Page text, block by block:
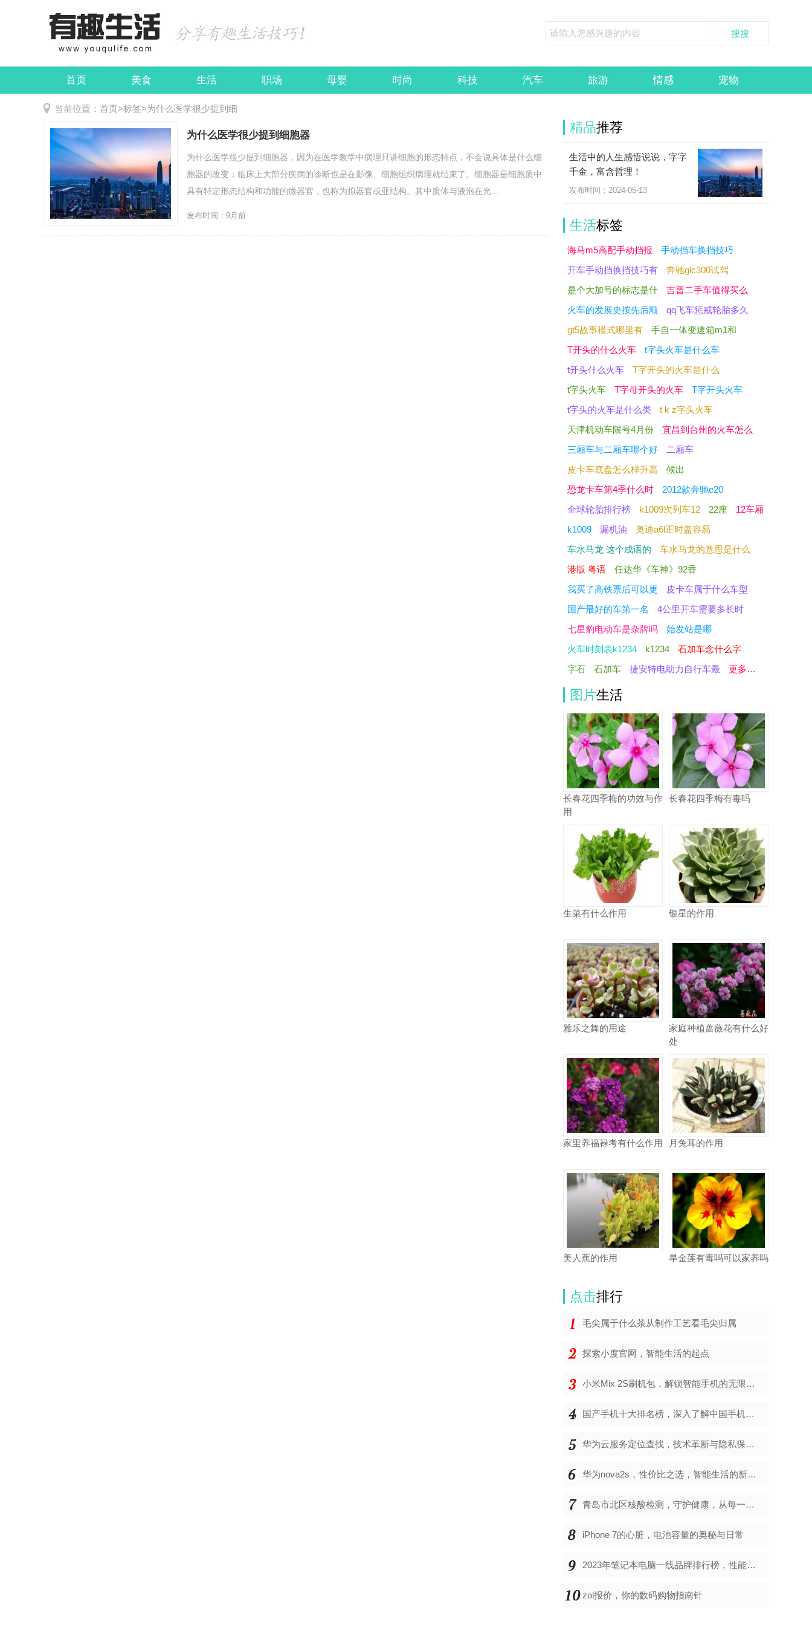
首页 美食 生活 职场 母婴 时尚 科技 汽车 旅游 情感 宠物
娱乐 民俗
当前位置： 首页>标签>为什么医学很少提到细
为什么医学很少提到细胞器
为什么医学很少提到细胞器，因为在医学教学中病理只讲细胞的形态特点，不会说具体是什么细
胞器的改变；临床上大部分疾病的诊断也是在影像、细胞组织病理就结束了。细胞器是细胞质中
具有特定形态结构和功能的微器官，也称为拟器官或亚结构。其中质体与液泡在光...
发布时间：9月前
精品推荐
生活中的人生感悟说说，字字
千金，富含哲理！
发布时间：2024-05-13
生活标签
海马m5高配手动挡报
手动挡车换挡技巧
开车手动挡换挡技巧有
奔驰glc300试驾
是个大加号的标志是什
吉普二手车值得买么
火车的发展史按先后顺
qq飞车惩戒轮胎多久
gt5故事模式哪里有
手自一体变速箱m1和
T开头的什么火车
t字头火车是什么车
t开头什么火车
T字开头的火车是什么
t字头火车
T字母开头的火车
T字开头火车
t字头的火车是什么类
t k z字头火车
天津机动车限号4月份
宜昌到台州的火车怎么
三厢车与二厢车哪个好
二厢车
皮卡车底盘怎么样升高
候出
恐龙卡车第4季什么时
2012款奔驰e20
全球轮胎排行榜
k1009次列车12 22座
12车厢
k1009
漏机油
奥迪a6l正时盖容易
车水马龙 这个成语的
车水马龙的意思是什么
港版 粤语
任达华《车神》92香
我买了高铁票后可以更
皮卡车属于什么车型
国产最好的车第一名
4公里开车需要多长时
七星豹电动车是杂牌吗
始发站是哪
火车时刻表k1234
k1234
石加车念什么字
字石
石加车 捷安特电助力自行车最 更多…
图片生活
长春花四季梅的功效与作
用
长春花四季梅有毒吗
生菜有什么作用 银星的作用
雅乐之舞的用途
家庭种植蔷薇花有什么好
处
家里养福禄考有什么作用 月兔耳的作用
美人蕉的作用 旱金莲有毒吗可以家养吗
点击排行
毛尖属于什么茶从制作工艺看毛尖归属
探索小度官网，智能生活的起点
小米Mix 2S刷机包，解锁智能手机的无限可能
国产手机十大排名榜，深入了解中国手机市场的佼佼者
华为云服务定位查找，技术革新与隐私保护的双重奏
华为nova2s，性价比之选，智能生活的新伙伴
青岛市北区核酸检测，守护健康，从每一次检测开始
iPhone 7的心脏，电池容量的奥秘与日常
2023年笔记本电脑一线品牌排行榜，性能、创新与用户满意度的综合考量
zol报价，你的数码购物指南针